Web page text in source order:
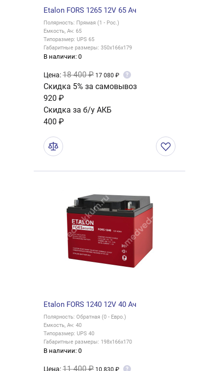
Etalon FORS 1265 12V 65 Ач
Полярность: Прямая (1 - Рос.)
Емкость, Ач: 65
Типоразмер: UPS 65
Габаритные размеры: 350x166x179
В наличии: 0
Цена:18 400 ₽ 17 080 ₽ ?
Скидка 5% за самовывоз
920 ₽
Скидка за б/у АКБ
400 ₽
Etalon FORS 1240 12V 40 Ач
Полярность: Обратная (0 - Евро.)
Емкость, Ач: 40
Типоразмер: UPS 40
Габаритные размеры: 198x166x170
В наличии: 0
Цена:11 400 ₽ 10 830 ₽ ?